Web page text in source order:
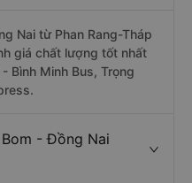
Nai từ Phan Rang-Tháp
giá chất lượng tốt nhất
Bình Minh Bus, Trọng
- Đồng Nai